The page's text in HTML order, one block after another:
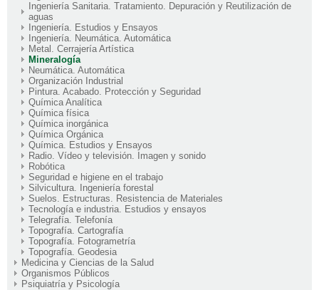
Ingeniería Sanitaria. Tratamiento. Depuración y Reutilización de
aguas
Ingeniería. Estudios y Ensayos
Ingeniería. Neumática. Automática
Metal. Cerrajería Artística
Mineralogía
Neumática. Automática
Organización Industrial
Pintura. Acabado. Protección y Seguridad
Química Analítica
Química física
Química inorgánica
Química Orgánica
Química. Estudios y Ensayos
Radio. Vídeo y televisión. Imagen y sonido
Robótica
Seguridad e higiene en el trabajo
Silvicultura. Ingeniería forestal
Suelos. Estructuras. Resistencia de Materiales
Tecnología e industria. Estudios y ensayos
Telegrafía. Telefonía
Topografía. Cartografía
Topografía. Fotogrametría
Topografía. Geodesia
Medicina y Ciencias de la Salud
Organismos Públicos
Psiquiatría y Psicología